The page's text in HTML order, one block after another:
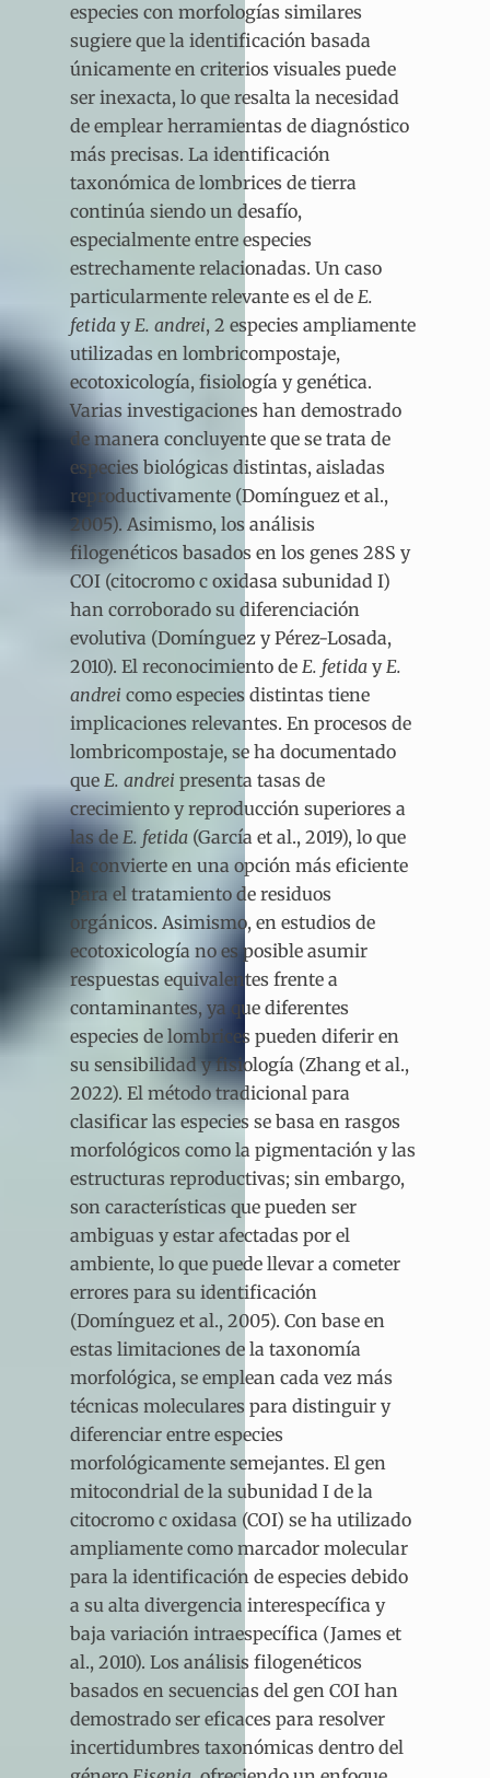
especies con morfologías similares
sugiere que la identificación basada
únicamente en criterios visuales puede
ser inexacta, lo que resalta la necesidad
de emplear herramientas de diagnóstico
más precisas. La identificación
taxonómica de lombrices de tierra
continúa siendo un desafío,
especialmente entre especies
estrechamente relacionadas. Un caso
particularmente relevante es el de E.
fetida yE. andrei, 2 especies ampliamente
utilizadas en lombricompostaje,
ecotoxicología, fisiología y genética.
Varias investigaciones han demostrado
de manera concluyente que se trata de
especies biológicas distintas, aisladas
reproductivamente (Domínguez et al.,
2005). Asimismo, los análisis
filogenéticos basados en los genes 28S y
COI (citocromo c oxidasa subunidad I)
han corroborado su diferenciación
evolutiva (Domínguez y Pérez-Losada,
2010). El reconocimiento de E. fetida yE.
andrei como especies distintas tiene
implicaciones relevantes. En procesos de
lombricompostaje, se ha documentado
que E. andrei presenta tasas de
crecimiento y reproducción superiores a
las de E. fetida (García et al., 2019), lo que
la convierte en una opción más eficiente
para el tratamiento de residuos
orgánicos. Asimismo, en estudios de
ecotoxicología no es posible asumir
respuestas equivalentes frente a
contaminantes, ya que diferentes
especies de lombrices pueden diferir en
su sensibilidad y fisiología (Zhang et al.,
2022). El método tradicional para
clasificar las especies se basa en rasgos
morfológicos como la pigmentación y las
estructuras reproductivas; sin embargo,
son características que pueden ser
ambiguas y estar afectadas por el
ambiente, lo que puede llevar a cometer
errores para su identificación
(Domínguez et al., 2005). Con base en
estas limitaciones de la taxonomía
morfológica, se emplean cada vez más
técnicas moleculares para distinguir y
diferenciar entre especies
morfológicamente semejantes. El gen
mitocondrial de la subunidad I de la
citocromo c oxidasa (COI) se ha utilizado
ampliamente como marcador molecular
para la identificación de especies debido
a su alta divergencia interespecífica y
baja variación intraespecífica (James et
al., 2010). Los análisis filogenéticos
basados en secuencias del gen COI han
demostrado ser eficaces para resolver
incertidumbres taxonómicas dentro del